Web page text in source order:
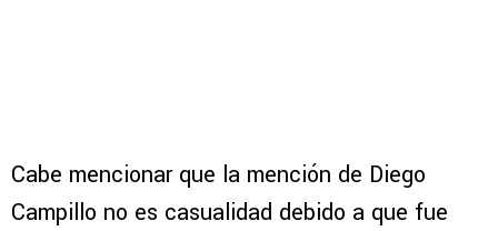
Cabe mencionar que la mención de Diego
Campillo no es casualidad debido a que fue